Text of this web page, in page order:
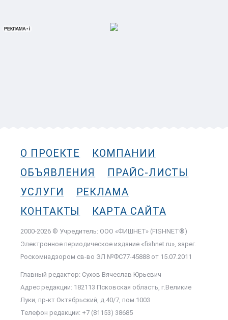
О ПРОЕКТЕ
КОМПАНИИ
ОБЪЯВЛЕНИЯ
ПРАЙС-ЛИСТЫ
УСЛУГИ
РЕКЛАМА
КОНТАКТЫ
КАРТА САЙТА
2000-2026 © Учредитель: ООО «ФИШНЕТ» (FISHNET®)
Электронное периодическое издание «fishnet.ru», зарег.
Роскомнадзором cв-во ЭЛ №ФС77-45888 от 15.07.2011
Главный редактор: Сухов Вячеслав Юрьевич
Адрес редакции: 182113 Псковская область, г.Великие
Луки, пр-кт Октябрьский, д.40/7, пом.1003
Телефон редакции: +7 (81153) 38685